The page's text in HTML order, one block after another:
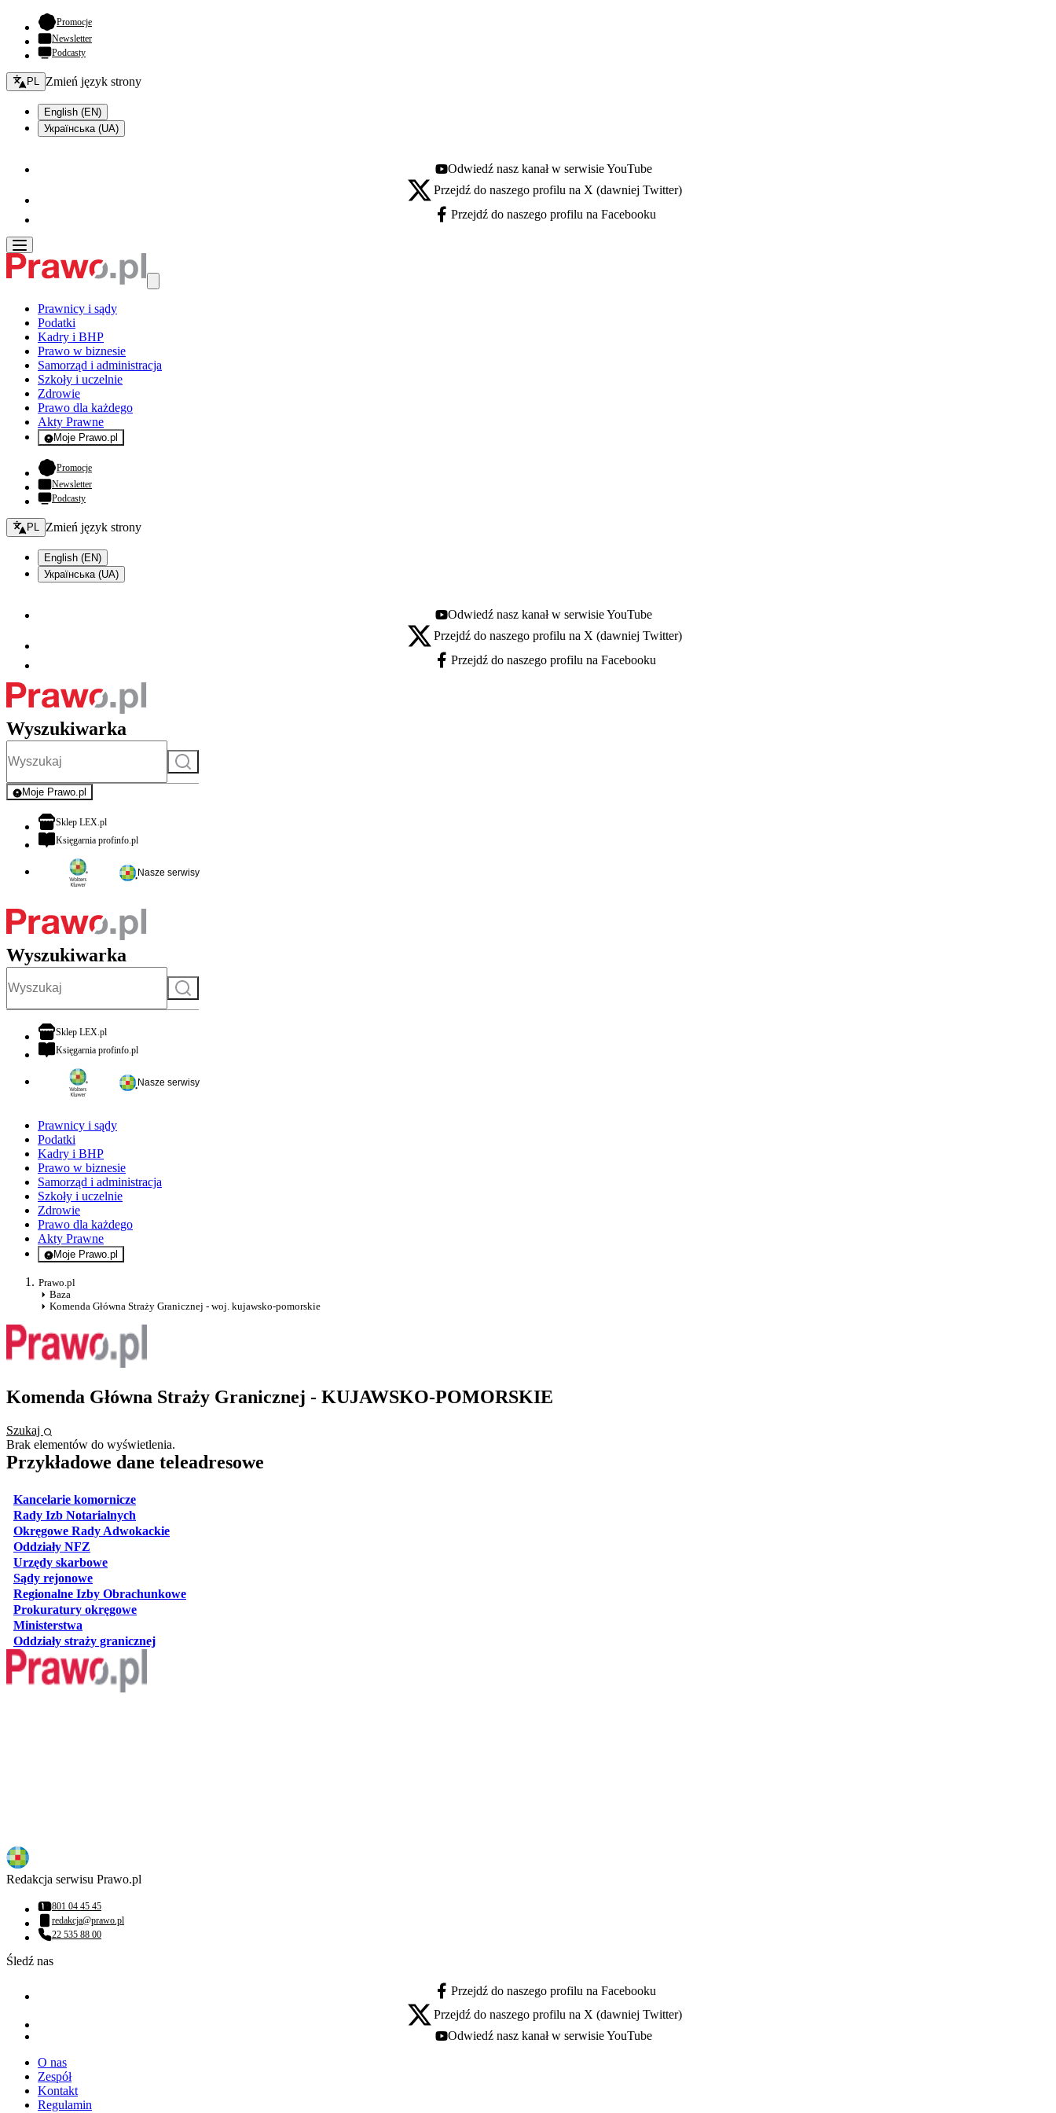
Promocje- otwiera się w nowej karcie
Newsletter
Podcasty
Zmień język - bieżący:
PL Zmień język strony
English (EN)
Українська (UA)
Youtube - otwiera się w nowej karcie
Odwiedź nasz kanał w serwisie YouTube
X - otwiera się w nowej karcie
Przejdź do naszego profilu na X (dawniej Twitter)
Facebook - otwiera się w nowej karcie
Przejdź do naszego profilu na Facebooku
Prawnicy i sądy
Podatki
Kadry i BHP
Prawo w biznesie
Samorząd i administracja
Szkoły i uczelnie
Zdrowie
Prawo dla każdego
Akty Prawne
Moje Prawo.pl
- rejestracja i logowanie do serwisu
Promocje- otwiera się w nowej karcie
Newsletter
Podcasty
Zmień język - bieżący:
PL Zmień język strony
English (EN)
Українська (UA)
Youtube - otwiera się w nowej karcie
Odwiedź nasz kanał w serwisie YouTube
X - otwiera się w nowej karcie
Przejdź do naszego profilu na X (dawniej Twitter)
Facebook - otwiera się w nowej karcie
Przejdź do naszego profilu na Facebooku
Wyszukiwarka
Szukaj
Moje Prawo.pl
- rejestracja i logowanie do serwisu
Sklep LEX.plotwiera się w nowej karcie
Księgarnia profinfo.plotwiera się w nowej karcie
Nasze serwisy
Wyszukiwarka
Szukaj
Sklep LEX.plotwiera się w nowej karcie
Księgarnia profinfo.plotwiera się w nowej karcie
Nasze serwisy
Prawnicy i sądy
Podatki
Kadry i BHP
Prawo w biznesie
Samorząd i administracja
Szkoły i uczelnie
Zdrowie
Prawo dla każdego
Akty Prawne
Moje Prawo.pl
- rejestracja i logowanie do serwisu
Prawo.pl
Baza
Komenda Główna Straży Granicznej - woj. kujawsko-pomorskie
Komenda Główna Straży Granicznej - KUJAWSKO-POMORSKIE
Szukaj
Brak elementów do wyświetlenia.
Przykładowe dane teleadresowe
Kancelarie komorniczeotwiera się w nowej karcie
Rady Izb Notarialnych
Okręgowe Rady Adwokackieotwiera się w nowej karcie
Oddziały NFZ
Urzędy skarboweotwiera się w nowej karcie
Sądy rejonoweotwiera się w nowej karcie
Regionalne Izby Obrachunkoweotwiera się w nowej karcie
Prokuratury okręgoweotwiera się w nowej karcie
Ministerstwa
Oddziały straży granicznejotwiera się w nowej karcie
Redakcja serwisu Prawo.pl
Numer telefonu:
801 04 45 45
Adres email:
redakcja@prawo.pl
Numer telefonu:
22 535 88 00
Śledź nas
facebook - otwiera się w nowej karcie
Przejdź do naszego profilu na Facebooku
x - otwiera się w nowej karcie
Przejdź do naszego profilu na X (dawniej Twitter)
youtube - otwiera się w nowej karcie
Odwiedź nasz kanał w serwisie YouTube
O nas
Zespół
Kontakt
Regulamin